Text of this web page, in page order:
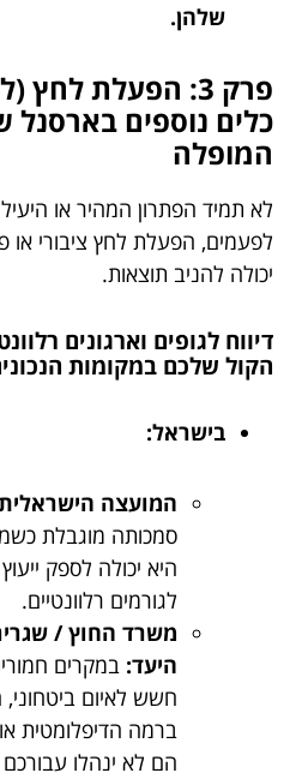
שלהן.
פרק 3: הפעלת
כלים נוספים בארסנל
המופלה
לא תמיד הפתרון המהיר או
לפעמים, הפעלת לחץ ציבורי או
יכולה להניב תוצאות.
דיווח לגופים וארגונים
הקול שלכם במקומות
בישראל:
המועצה
סמכותה מוגבלת
היא יכולה לספק
לגורמים רלוונטיים.
משרד החוץ /
היעד: במקרים
חשש לאיום
ברמה הדיפלומטית
הם לא ינהלו